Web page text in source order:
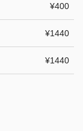
¥400
¥1440
¥1440